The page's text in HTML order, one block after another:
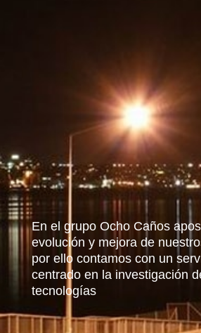
En el grupo Ocho Caños
evolución y mejora de
por ello contamos con un
centrado en la investigación
tecnologías